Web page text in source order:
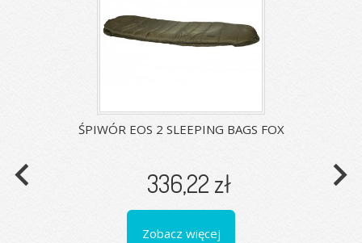
ŚPIWÓR EOS 2 SLEEPING BAGS FOX
336,22 zł
Zobacz więcej
navigate_before navigate_next